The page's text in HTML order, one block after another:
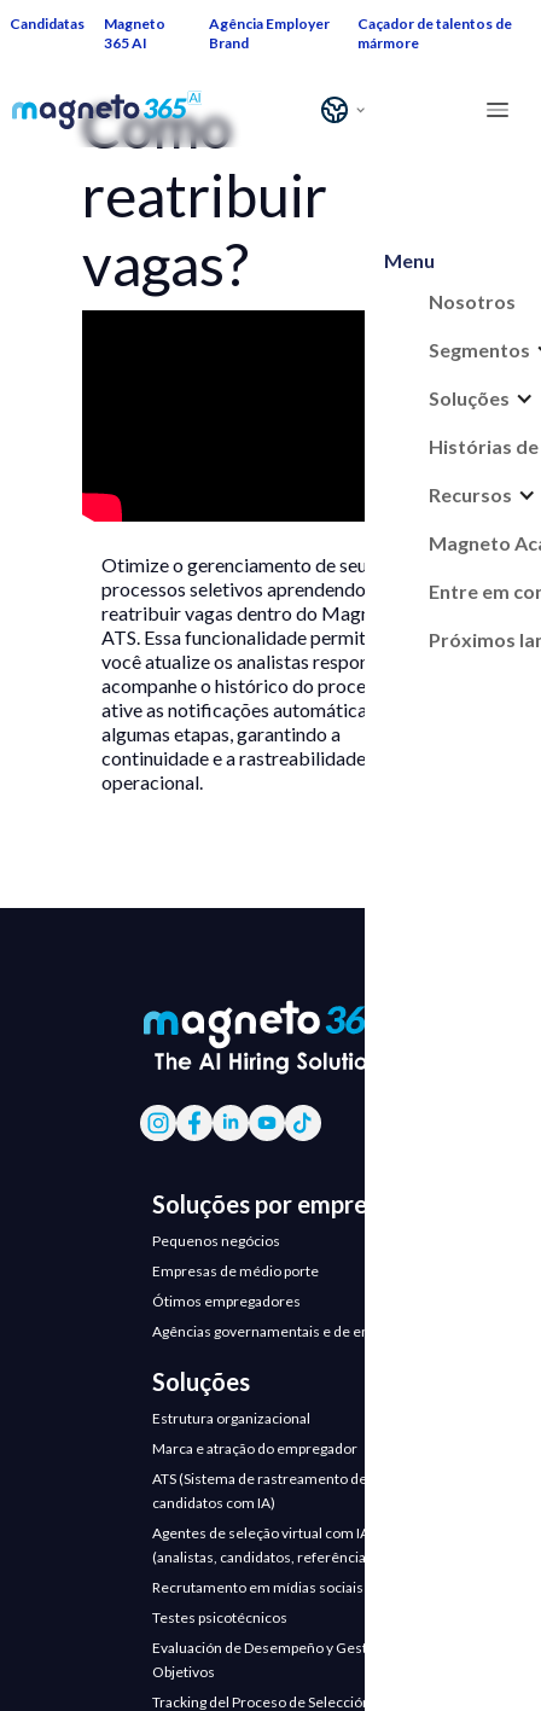
Candidatas
Magneto
365 AI
Agência Employer
Brand
Caçador de talentos de
mármore
Menu
Nosotros
Segmentos
Soluções
Histórias de
Recursos
Magneto
Entre em
Próximos
Como
reatribuir
vagas?
Otimize o gerenciamento de seus
processos seletivos aprendendo a
reatribuir vagas dentro do Magneto 365
ATS. Essa funcionalidade permite que
você atualize os analistas responsáveis,
acompanhe o histórico do processo e
ative as notificações automáticas em
algumas etapas, garantindo a
continuidade e a rastreabilidade
operacional.
Soluções por empresa
Pequenos negócios
Empresas de médio porte
Ótimos empregadores
Agências governamentais e de emprego
Soluções
Estrutura organizacional
Marca e atração do empregador
ATS (Sistema de rastreamento de
candidatos com IA)
Agentes de seleção virtual com IA
(analistas, candidatos, referências)
Recrutamento em mídias sociais
Testes psicotécnicos
Evaluación de Desempeño y Gestión de
Objetivos
Tracking del Proceso de Selección